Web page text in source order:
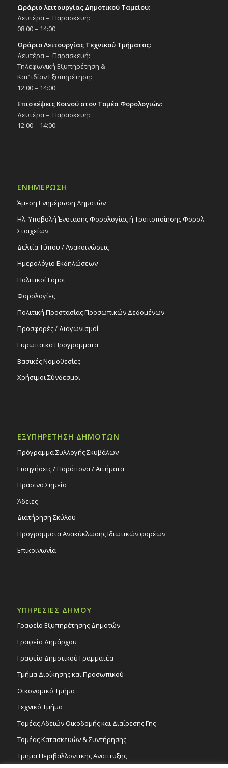
Ωράριο λειτουργίας Δημοτικού Ταμείου:
Δευτέρα – Παρασκευή:
08:00 – 14:00
Ωράριο Λειτουργίας Τεχνικού Τμήματος:
Δευτέρα – Παρασκευή:
Τηλεφωνική Εξυπηρέτηση &
Κατ’ ιδίαν Εξυπηρέτηση:
12:00 – 14:00
Επισκέψεις Κοινού στον Τομέα Φορολογιών:
Δευτέρα – Παρασκευή:
12:00 – 14:00
ΕΝΗΜΕΡΩΣΗ
Άμεση Ενημέρωση Δημοτών
Ηλ. Υποβολή Ένστασης Φορολογίας ή Τροποποίησης Φορολ.
Στοιχείων
Δελτία Τύπου / Ανακοινώσεις
Ημερολόγιο Εκδηλώσεων
Πολιτικοί Γάμοι
Φορολογίες
Πολιτική Προστασίας Προσωπικών Δεδομένων
Προσφορές / Διαγωνισμοί
Ευρωπαϊκά Προγράμματα
Βασικές Νομοθεσίες
Χρήσιμοι Σύνδεσμοι
ΕΞΥΠΗΡΕΤΗΣΗ ΔΗΜΟΤΩΝ
Πρόγραμμα Συλλογής Σκυβάλων
Εισηγήσεις / Παράπονα / Αιτήματα
Πράσινο Σημείο
Άδειες
Διατήρηση Σκύλου
Προγράμματα Ανακύκλωσης Ιδιωτικών φορέων
Επικοινωνία
ΥΠΗΡΕΣΙΕΣ ΔΗΜΟΥ
Γραφείο Εξυπηρέτησης Δημοτών
Γραφείο Δημάρχου
Γραφείο Δημοτικού Γραμματέα
Τμήμα Διοίκησης και Προσωπικού
Οικονομικό Τμήμα
Τεχνικό Τμήμα
Τομέας Αδειών Οικοδομής και Διαίρεσης Γης
Τομέας Κατασκευών & Συντήρησης
Τμήμα Περιβαλλοντικής Ανάπτυξης